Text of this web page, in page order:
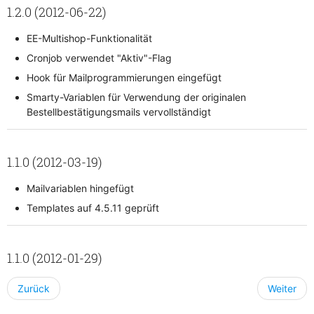
1.2.0 (2012-06-22)
EE-Multishop-Funktionalität
Cronjob verwendet "Aktiv"-Flag
Hook für Mailprogrammierungen eingefügt
Smarty-Variablen für Verwendung der originalen
Bestellbestätigungsmails vervollständigt
1.1.0 (2012-03-19)
Mailvariablen hingefügt
Templates auf 4.5.11 geprüft
1.1.0 (2012-01-29)
Zurück Weiter